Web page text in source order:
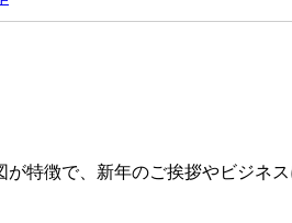
特徴で、新年のご挨拶やビジネス